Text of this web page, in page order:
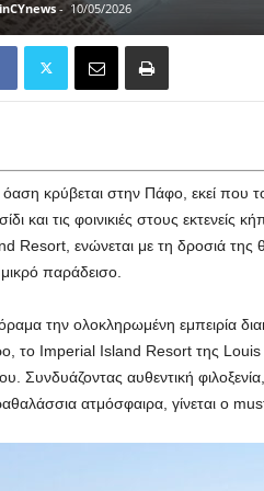
inCYnews- 10/05/2026
όαση κρύβεται στην Πάφο, εκεί που
και τις φοινικιές στους
Resort, ενώνεται με τη δροσιά της
παράδεισο.
την ολοκληρωμένη εμπειρία
το Imperial Island Resort της Louis
Συνδυάζοντας αυθεντική
ατμόσφαιρα, γίνεται ο